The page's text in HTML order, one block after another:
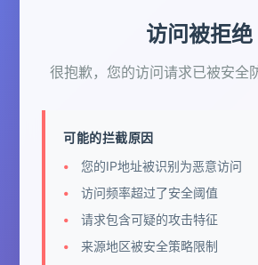
访问被拒绝
很抱歉，您的访问请求已被安全
可能的拦截原因
您的IP地址被识别为恶意访问
访问频率超过了安全阈值
请求包含可疑的攻击特征
来源地区被安全策略限制